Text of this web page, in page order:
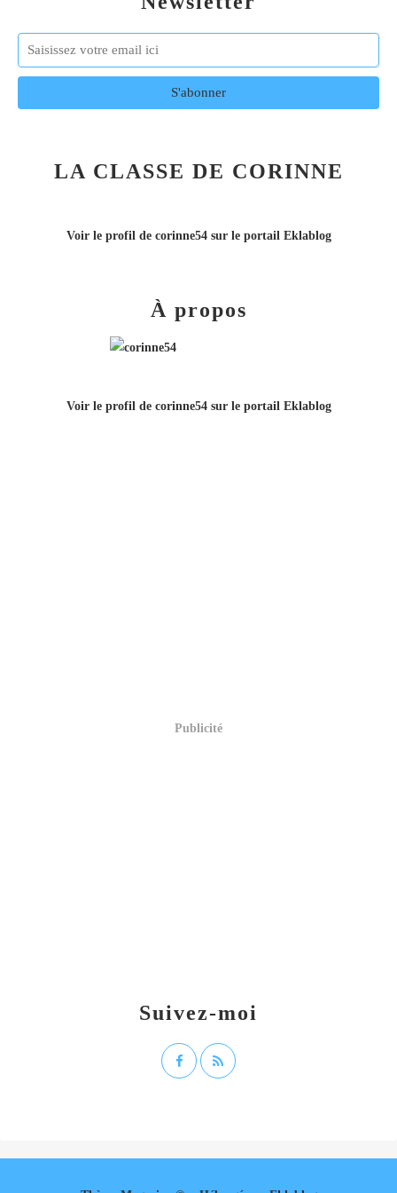
LA CLASSE DE CORINNE
Voir le profil de corinne54sur le portail Eklablog
Suivez-moi
À propos
Voir le profil de corinne54sur le portail Eklablog
Publicité